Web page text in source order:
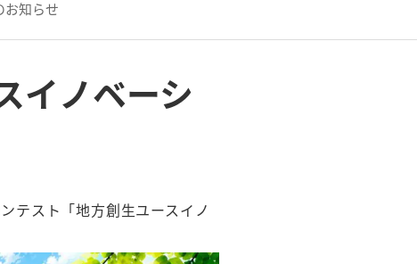
お知らせ
イノベーシ
テスト「地方創生ユースイノ